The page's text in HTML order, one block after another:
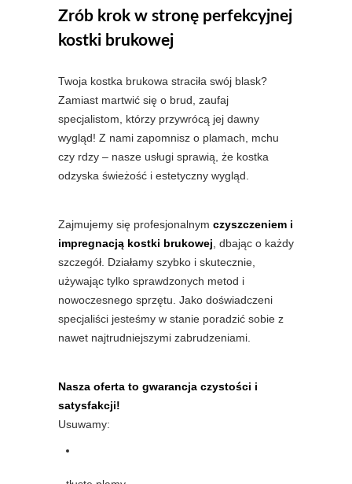
Zrób krok w stronę perfekcyjnej
kostki brukowej
Twoja kostka brukowa straciła swój blask?
Zamiast martwić się o brud, zaufaj
specjalistom, którzy przywrócą jej dawny
wygląd! Z nami zapomnisz o plamach, mchu
czy rdzy – nasze usługi sprawią, że kostka
odzyska świeżość i estetyczny wygląd.
Zajmujemy się profesjonalnym czyszczeniem i
impregnacją kostki brukowej, dbając o każdy
szczegół. Działamy szybko i skutecznie,
używając tylko sprawdzonych metod i
nowoczesnego sprzętu. Jako doświadczeni
specjaliści jesteśmy w stanie poradzić sobie z
nawet najtrudniejszymi zabrudzeniami.
Nasza oferta to gwarancja czystości i
satysfakcji!
Usuwamy: